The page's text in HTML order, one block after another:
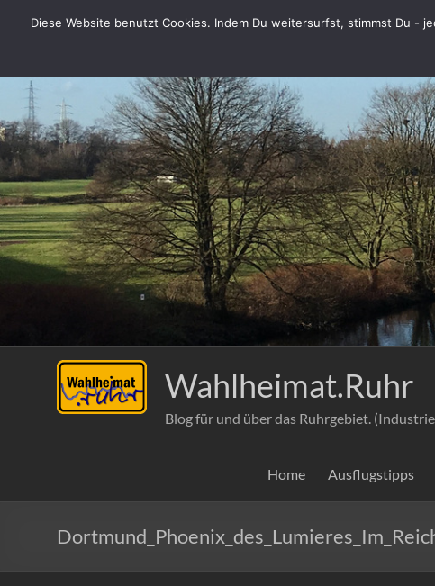
Inhalt
Wahlheimat.Ruhr
Blog für und über das Ruhrgebiet.
Home Ausflugstipps
Diese Website benutzt Cookies. Indem Du weitersurfst, stimmst Du -